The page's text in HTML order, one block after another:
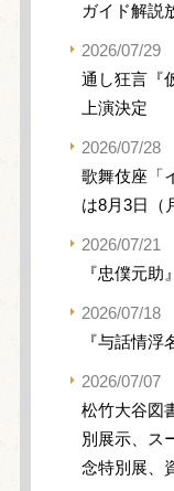
ガイド解説
2026/07/29
通し狂言『
上演決定
2026/07/28
歌舞伎座「
は8月3日（
2026/07/21
『忠僕元
2026/07/18
『与話情
2026/07/07
松竹大谷図
別展示、ス
念特別展、